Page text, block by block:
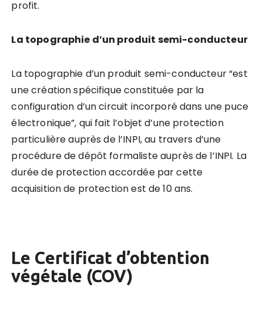
profit.
La topographie d’un produit semi-conducteur
La topographie d’un produit semi-conducteur “est
une création spécifique constituée par la
configuration d’un circuit incorporé dans une puce
électronique”, qui fait l’objet d’une protection
particulière auprès de l’INPI, au travers d’une
procédure de dépôt formaliste auprès de l’INPI. La
durée de protection accordée par cette
acquisition de protection est de 10 ans.
Le Certificat d’obtention
végétale (COV)